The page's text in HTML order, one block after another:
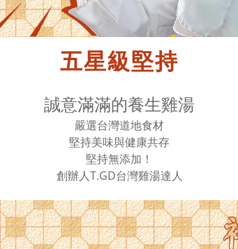
五星級堅持
誠意滿滿的養生雞湯
嚴選台灣道地食材
堅持美味與健康共存
堅持無添加！
創辦人T.GD台灣雞湯達人